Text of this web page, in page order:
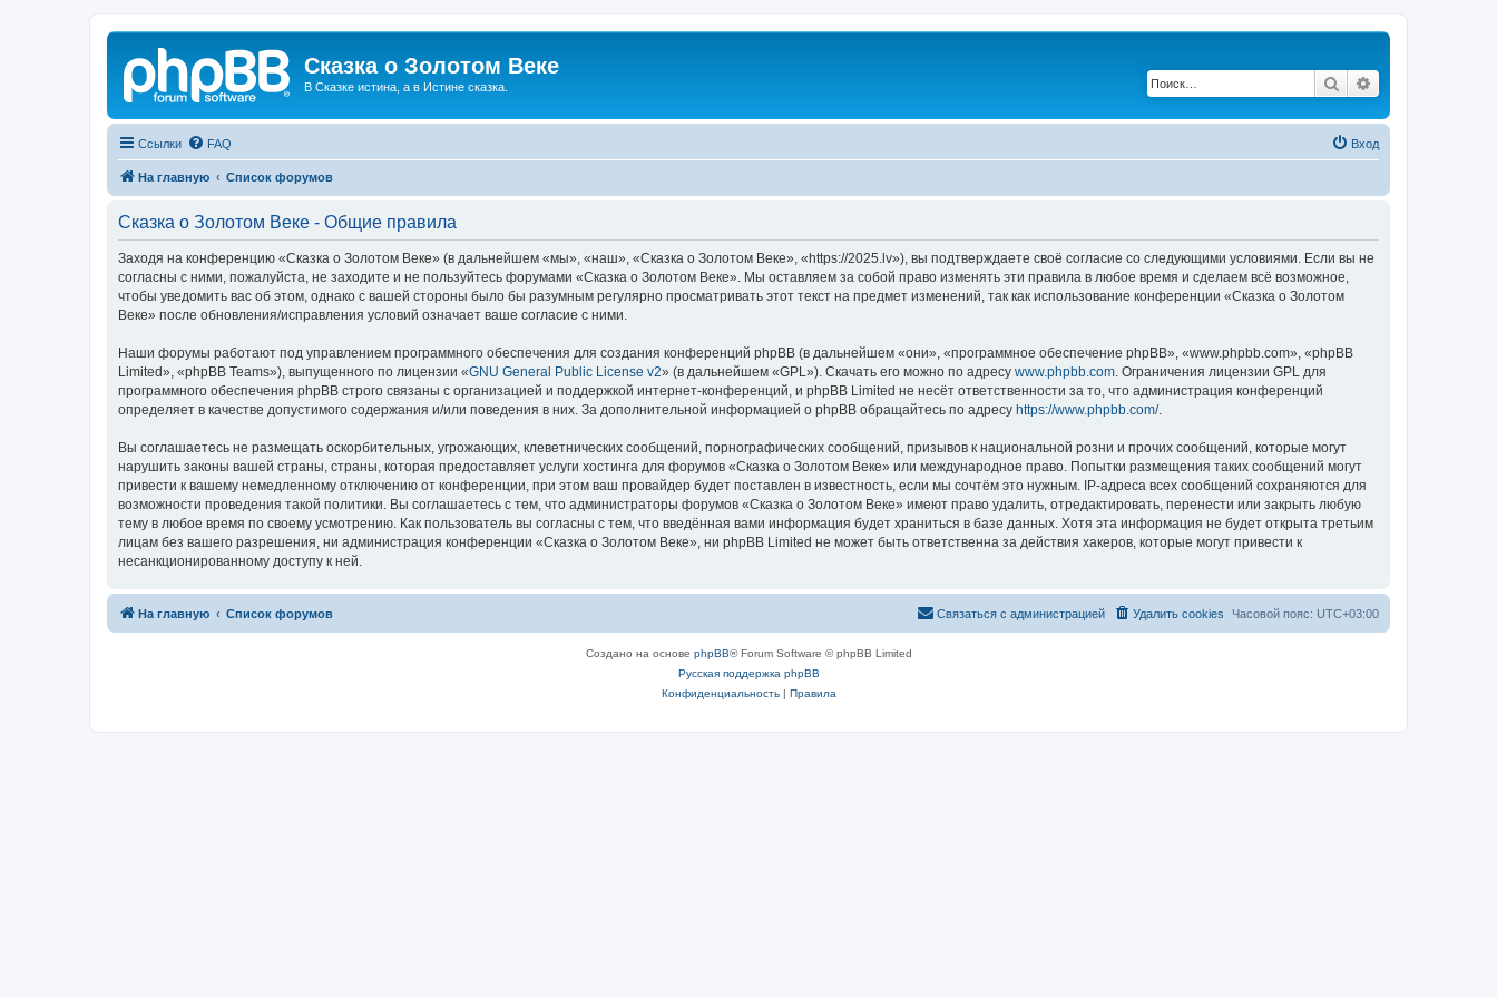
Сказка о Золотом Веке
В Сказке истина, а в Истине сказка. Поиск
Ссылки FAQ Вход
На главную Список форумов
Сказка о Золотом Веке - Общие правила
Заходя на конференцию «Сказка о Золотом Веке» (в дальнейшем «мы», «наш», «Сказка о Золотом Веке», «https://2025.lv»), вы подтверждаете своё согласие со следующими условиями. Если вы не
согласны с ними, пожалуйста, не заходите и не пользуйтесь форумами «Сказка о Золотом Веке». Мы оставляем за собой право изменять эти правила в любое время и сделаем всё возможное,
чтобы уведомить вас об этом, однако с вашей стороны было бы разумным регулярно просматривать этот текст на предмет изменений, так как использование конференции «Сказка о Золотом
Веке» после обновления/исправления условий означает ваше согласие с ними.
Наши форумы работают под управлением программного обеспечения для создания конференций phpBB (в дальнейшем «они», «программное обеспечение phpBB», «www.phpbb.com», «phpBB
Limited», «phpBB Teams»), выпущенного по лицензии «GNU General Public License v2» (в дальнейшем «GPL»). Скачать его можно по адресу www.phpbb.com . Ограничения лицензии GPL для
программного обеспечения phpBB строго связаны с организацией и поддержкой интернет-конференций, и phpBB Limited не несёт ответственности за то, что администрация конференций
определяет в качестве допустимого содержания и/или поведения в них. За дополнительной информацией о phpBB обращайтесь по адресу https://www.phpbb.com/.
Вы соглашаетесь не размещать оскорбительных, угрожающих, клеветнических сообщений, порнографических сообщений, призывов к национальной розни и прочих сообщений, которые могут
нарушить законы вашей страны, страны, которая предоставляет услуги хостинга для форумов «Сказка о Золотом Веке» или международное право. Попытки размещения таких сообщений могут
привести к вашему немедленному отключению от конференции, при этом ваш провайдер будет поставлен в известность, если мы сочтём это нужным. IP-адреса всех сообщений сохраняются для
возможности проведения такой политики. Вы соглашаетесь с тем, что администраторы форумов «Сказка о Золотом Веке» имеют право удалить, отредактировать, перенести или закрыть любую
тему в любое время по своему усмотрению. Как пользователь вы согласны с тем, что введённая вами информация будет храниться в базе данных. Хотя эта информация не будет открыта третьим
лицам без вашего разрешения, ни администрация конференции «Сказка о Золотом Веке», ни phpBB Limited не может быть ответственна за действия хакеров, которые могут привести к
несанкционированному доступу к ней.
На главную Список форумов Часовой пояс: UTC+03:00
Удалить cookies
Связаться с администрацией
Создано на основе phpBB® Forum Software © phpBB Limited
Русская поддержка phpBB
Конфиденциальность| Правила